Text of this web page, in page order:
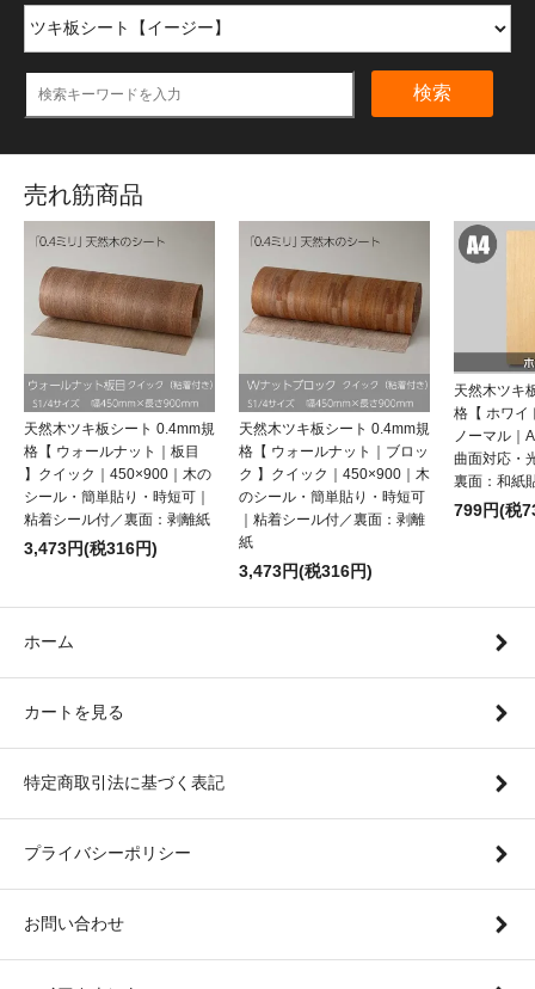
検索
売れ筋商品
天然木ツキ板シート 0.4mm規
格【 ウォールナット｜板目
】クイック｜450×900｜木の
シール・簡単貼り・時短可｜
粘着シール付／裏面：剥離紙
3,473円(税316円)
天然木ツキ板シート 0.4mm規
格【 ウォールナット｜ブロッ
ク 】クイック｜450×900｜木
のシール・簡単貼り・時短可
｜粘着シール付／裏面：剥離
紙
3,473円(税316円)
天然木ツキ
格【 ホワイ
ノーマル｜
曲面対応・
裏面：和紙
799円(税
ホーム
カートを見る
特定商取引法に基づく表記
プライバシーポリシー
お問い合わせ